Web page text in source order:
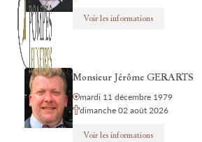
Voir les informations
Monsieur Jérôme GERARTS
mardi 11 décembre 1979
dimanche 02 août 2026
Voir les informations